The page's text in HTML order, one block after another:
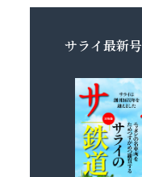
サライ最新号